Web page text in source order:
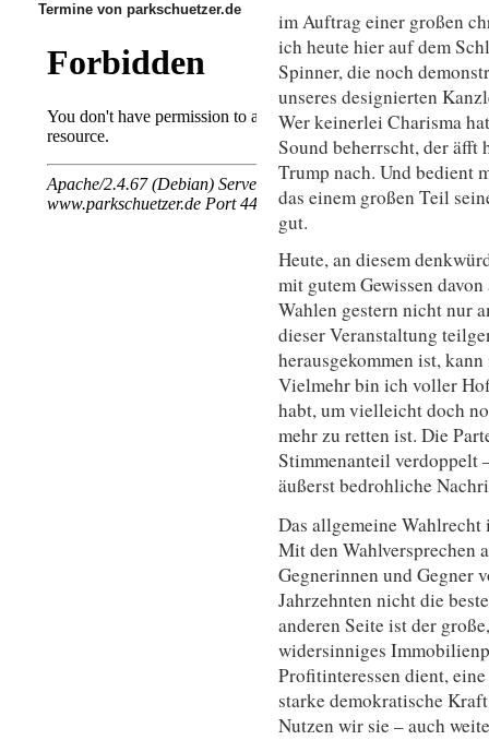
im Auftrag einer großen
ich heute hier auf dem
Spinner, die noch
unseres designierten
Wer keinerlei Charisma
Sound beherrscht, der
Trump nach. Und bedient
das einem großen Teil
gut.
Heute, an diesem
mit gutem Gewissen
Wahlen gestern nicht nur
dieser Veranstaltung
herausgekommen ist,
Vielmehr bin ich voller
habt, um vielleicht doch
mehr zu retten ist. Die
Stimmenanteil verdoppelt
äußerst bedrohliche
Das allgemeine
Mit den Wahlversprechen
Gegnerinnen und Gegner
Jahrzehnten nicht die
anderen Seite ist der
widersinniges
Profitinteressen dient,
starke demokratische
Nutzen wir sie – auch
Termine von parkschuetzer.de